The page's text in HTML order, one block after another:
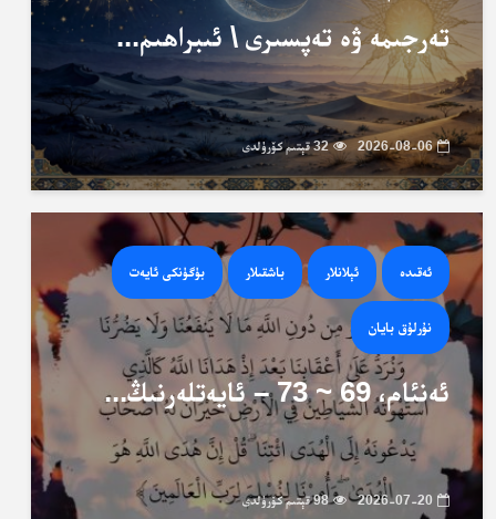
تەرجىمە ۋە تەپسىرى \ ئىبراھىم...
2026-08-06 32 قېتىم كۆرۈلدى
ئەقىدە ئېلانلار باشقىلار بۈگۈنكى ئايەت
نۇرلۇق بايان
ئەنئام، 69 ~ 73 – ئايەتلەرنىڭ...
2026-07-20 98 قېتىم كۆرۈلدى